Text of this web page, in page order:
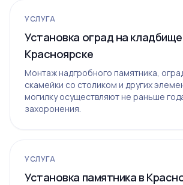
УСЛУГА
Установка оград на кладбище
Красноярске
Монтаж надгробного памятника,
скамейки со столиком и других
могилку осуществляют не раньше
захоронения.
УСЛУГА
Установка памятника в